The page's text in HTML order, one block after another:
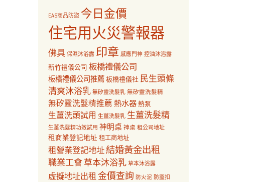
EAS商品防盜 今日金價
住宅用火災警報器
佛具 保濕沐浴露 印章 感應門神 控油沐浴露
新竹禮儀公司 板橋禮儀公司
板橋禮儀公司推薦板橋禮儀社 民生頭條
清爽沐浴乳 無矽靈洗髮乳 無矽靈洗髮精
無矽靈洗髮精推薦 熱水器 熱泵
生薑洗頭試用 生薑洗髮乳 生薑洗髮精
生薑洗髮精功效試用 神明桌 神桌 租公司地址
租商業登記地址 租工商地址
租營業登記地址結婚黃金出租
職業工會草本沐浴乳 草本沐浴露
虛擬地址出租 金價查詢 防火泥 防盜扣